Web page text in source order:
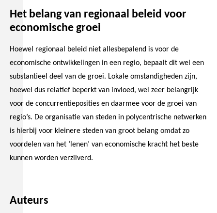
Het belang van regionaal beleid voor
economische groei
Hoewel regionaal beleid niet allesbepalend is voor de
economische ontwikkelingen in een regio, bepaalt dit wel een
substantieel deel van de groei. Lokale omstandigheden zijn,
hoewel dus relatief beperkt van invloed, wel zeer belangrijk
voor de concurrentieposities en daarmee voor de groei van
regio’s. De organisatie van steden in polycentrische netwerken
is hierbij voor kleinere steden van groot belang omdat zo
voordelen van het ‘lenen’ van economische kracht het beste
kunnen worden verzilverd.
Auteurs